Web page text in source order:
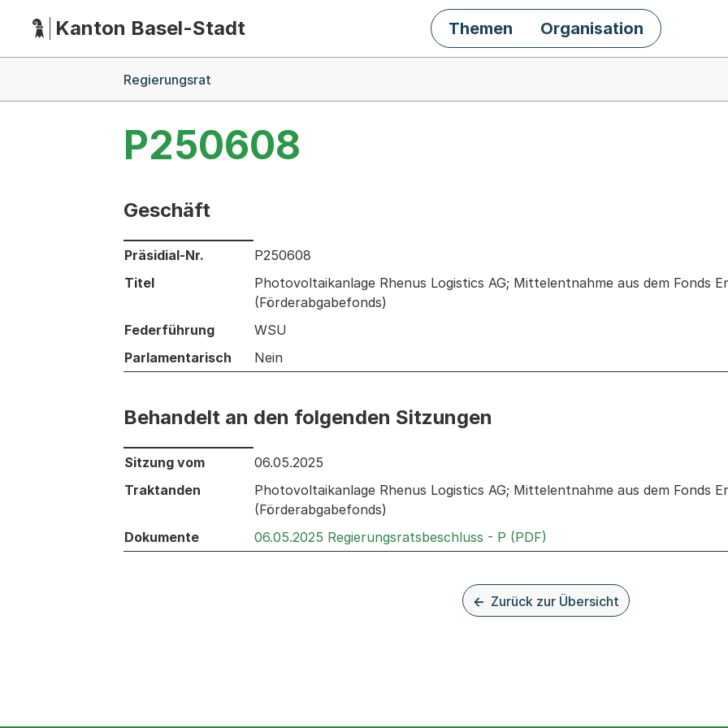
HauptnavigationKanton Basel-Stadt Themen Organisation
Regierungsrat
P250608
Geschäft
Informationen zum Ausgewählten Geschäft
Präsidial-Nr.
P250608
Titel
Photovoltaikanlage Rhenus Logistics AG; Mittelentnahme aus dem Fonds
(Förderabgabefonds)
Federführung
WSU
Parlamentarisch
Nein
Behandelt an den folgenden Sitzungen
Behandelt an den folgenden Sitzungen: Informationen zu den Sitzungen zum Geschäft
Sitzung vom
06.05.2025
Traktanden
Photovoltaikanlage Rhenus Logistics AG; Mittelentnahme aus dem Fonds
(Förderabgabefonds)
Dokumente
06.05.2025 Regierungsratsbeschluss - P (PDF)
Zurück zur Übersicht